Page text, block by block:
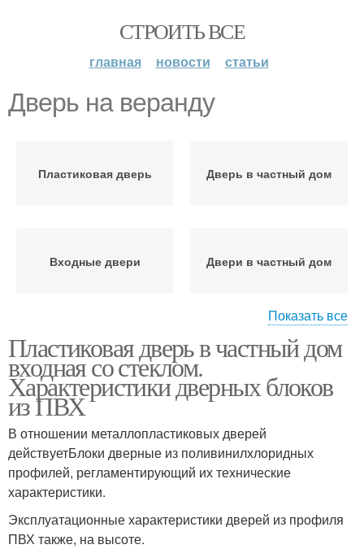
СТРОИТЬ ВСЕ
главная новости статьи
Дверь на веранду
Пластиковая дверь Дверь в частный дом
Входные двери Двери в частный дом
Двери на террасу Двери со стеклом
Пластиковые двери
Показать все
Пластиковая дверь в частный дом
входная со стеклом.
Характеристики дверных блоков
из ПВХ
В отношении металлопластиковых дверей
действуетБлоки дверные из поливинилхлоридных
профилей, регламентирующий их технические
характеристики.
Эксплуатационные характеристики дверей из профиля
ПВХ также, на высоте.